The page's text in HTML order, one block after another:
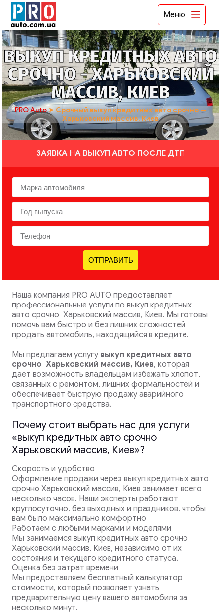
Меню
ВЫКУП КРЕДИТНЫХ АВТО
СРОЧНО - ХАРЬКОВСКИЙ
МАССИВ, КИЕВ
PRO Auto➤Срочный выкуп кредитных авто срочно —
Харьковский массив, Киев
ЗАЯВКА НА ВЫКУП АВТО ПОСЛЕ ДТП
ОТПРАВИТЬ
Наша компания PRO AUTO предоставляет
профессиональные услуги по выкуп кредитных
авто срочно Харьковский массив, Киев. Мы готовы
помочь вам быстро и без лишних сложностей
продать автомобиль, находящийся в кредите.
Мы предлагаем услугу выкуп кредитных авто
срочно Харьковский массив, Киев, которая
дает возможность владельцам избежать хлопот,
связанных с ремонтом, лишних формальностей и
обеспечивает быструю продажу аварийного
транспортного средства.
Почему стоит выбрать нас для услуги
«выкуп кредитных авто срочно
Харьковский массив, Киев»?
Скорость и удобство
Оформление продажи через выкуп кредитных авто
срочно Харьковский массив, Киев занимает всего
несколько часов. Наши эксперты работают
круглосуточно, без выходных и праздников, чтобы
вам было максимально комфортно.
Работаем с любыми марками и моделями
Мы занимаемся выкуп кредитных авто срочно
Харьковский массив, Киев, независимо от их
состояния и текущего кредитного статуса.
Оценка без затрат времени
Мы предоставляем бесплатный калькулятор
стоимости, который позволяет узнать
предварительную цену вашего автомобиля за
несколько минут.